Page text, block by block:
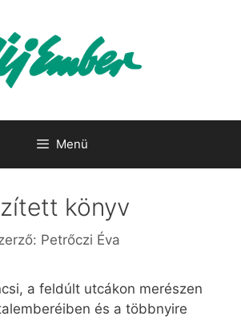
Menü
könyv
Petrőczi Éva
a feldúlt utcákon merészen
és a többnyire